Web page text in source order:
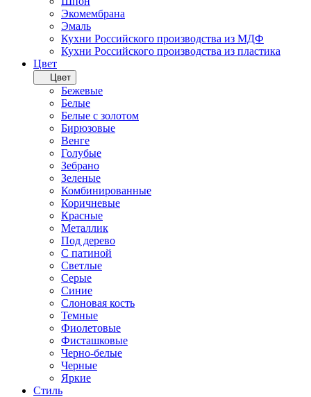
Экомембрана
Эмаль
Кухни Российского производства из МДФ
Кухни Российского производства из пластика
Цвет
Цвет
Бежевые
Белые
Белые с золотом
Бирюзовые
Венге
Голубые
Зебрано
Зеленые
Комбинированные
Коричневые
Красные
Металлик
Под дерево
С патиной
Светлые
Серые
Синие
Слоновая кость
Темные
Фиолетовые
Фисташковые
Черно-белые
Черные
Яркие
Стиль